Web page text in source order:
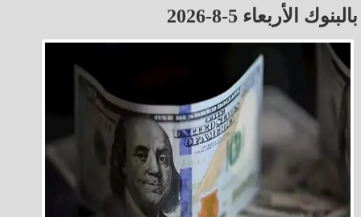
بالبنوك الأربعاء 5-8-2026